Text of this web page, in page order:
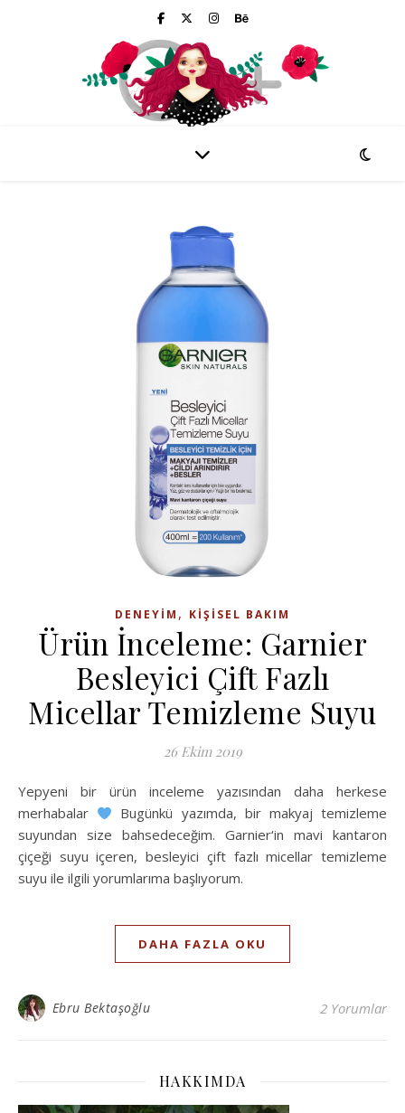
DENEYIM , KIŞISEL BAKIM
Ürün İnceleme: Garnier
Besleyici Çift Fazlı
Micellar Temizleme Suyu
26 Ekim 2019
Yepyeni bir ürün inceleme yazısından daha herkese
merhabalar
Bugünkü yazımda, bir makyaj temizleme
suyundan size bahsedeceğim. Garnier‘in mavi kantaron
çiçeği suyu içeren, besleyici çift fazlı micellar temizleme
suyu ile ilgili yorumlarıma başlıyorum.
DAHA FAZLA OKU
Ebru Bektaşoğlu 2 Yorumlar
HAKKIMDA